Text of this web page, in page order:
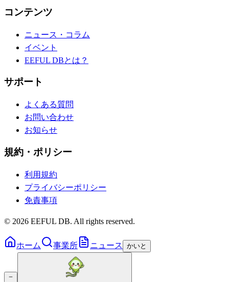
コンテンツ
ニュース・コラム
イベント
EEFUL DBとは？
サポート
よくある質問
お問い合わせ
お知らせ
規約・ポリシー
利用規約
プライバシーポリシー
免責事項
© 2026 EEFUL DB. All rights reserved.
ホーム 事業所 ニュース かいと